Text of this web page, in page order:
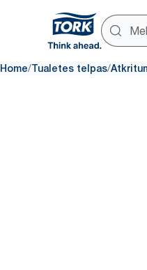
Home/Tualetes telpas/